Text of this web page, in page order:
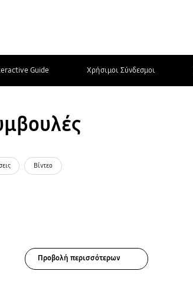
Guide Χρήσιμοι Σύνδεσμοι
Βίντεο
Προβολή περισσότερων